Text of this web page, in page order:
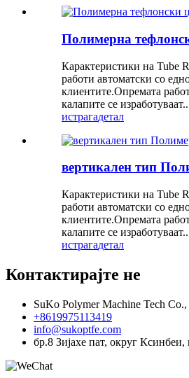
Полимерна
Карактеристики на Tube
работи автоматски со
клиентите.Опремата
калапите се
истрагадетал
вертикален тип
Карактеристики на Tube
работи автоматски со
клиентите.Опремата
калапите се
истрагадетал
Контактирајте не
SuKo Polymer Machine Tech
+8619975113419
info@sukoptfe.com
бр.8 Зијахе пат, округ